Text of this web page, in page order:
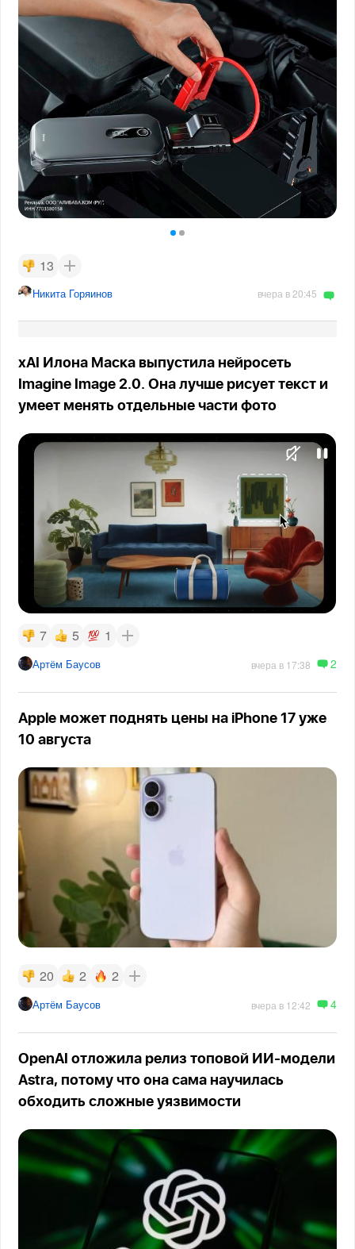
13
Никита Горяинов вчера в 20:45
xAI Илона Маска выпустила нейросеть
Imagine Image 2.0. Она лучше рисует текст и
умеет менять отдельные части фото
7 5 1
Артём Баусов вчера в 17:38 2
Apple может поднять цены на iPhone 17 уже
10 августа
20 2 2
Артём Баусов вчера в 12:42 4
OpenAI отложила релиз топовой ИИ-модели
Astra, потому что она сама научилась
обходить сложные уязвимости